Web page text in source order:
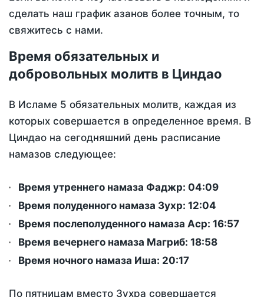
сделать наш график азанов более точным, то
свяжитесь с нами.
Время обязательных и
добровольных молитв в Циндао
В Исламе 5 обязательных молитв, каждая из
которых совершается в определенное время. В
Циндао на сегодняшний день расписание
намазов следующее:
Время утреннего намаза Фаджр: 04:09
Время полуденного намаза Зухр: 12:04
Время послеполуденного намаза Аср: 16:57
Время вечернего намаза Магриб: 18:58
Время ночного намаза Иша: 20:17
По пятницам вместо Зухра совершается